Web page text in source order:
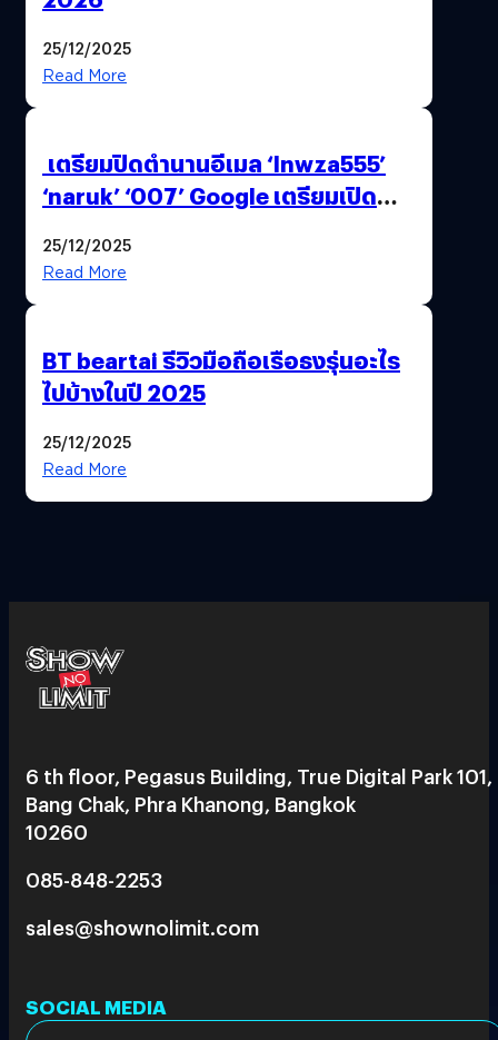
25/12/2025
Read More
เตรียมปิดตำนานอีเมล ‘lnwza555’
‘naruk’ ‘007’ Google เตรียมเปิด
25/12/2025
Read More
BT beartai รีวิวมือถือเรือธงรุ่นอะไร
ไปบ้างในปี 2025
25/12/2025
Read More
6 th floor, Pegasus Building, True Digital Park 101,
Bang Chak, Phra Khanong, Bangkok
10260
085-848-2253
sales@shownolimit.com
SOCIAL MEDIA